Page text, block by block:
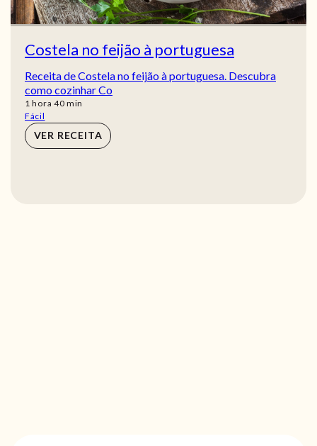
Costela no feijão à portuguesa
Receita de Costela no feijão à portuguesa. Descubra
como cozinhar Co
1 hora
hora 40min
min
Fácil
VER RECEITA